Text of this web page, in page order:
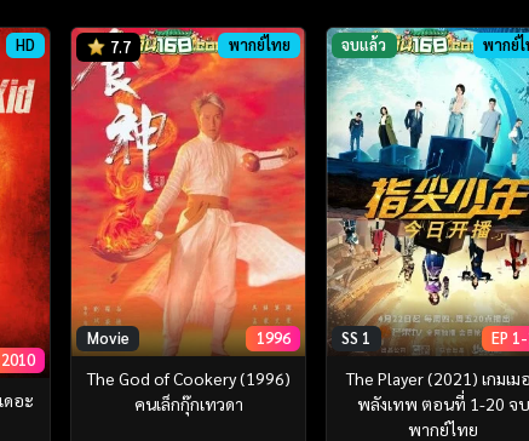
HD
2010
ดอะ
7.7 พากย์ไทย
Movie 1996
The God of Cookery (1996)
คนเล็กกุ๊กเทวดา
จบแล้ว พากย์
SS 1 EP
The Player (2021) เกมเม
พลังเทพ ตอนที่ 1-20 จบ
พากย์ไทย